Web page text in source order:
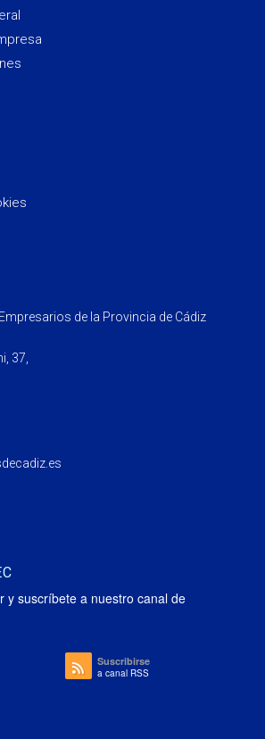
de la Provincia de Cádiz
37,
y suscríbete a nuestro canal de
Suscribirse
a canal RSS